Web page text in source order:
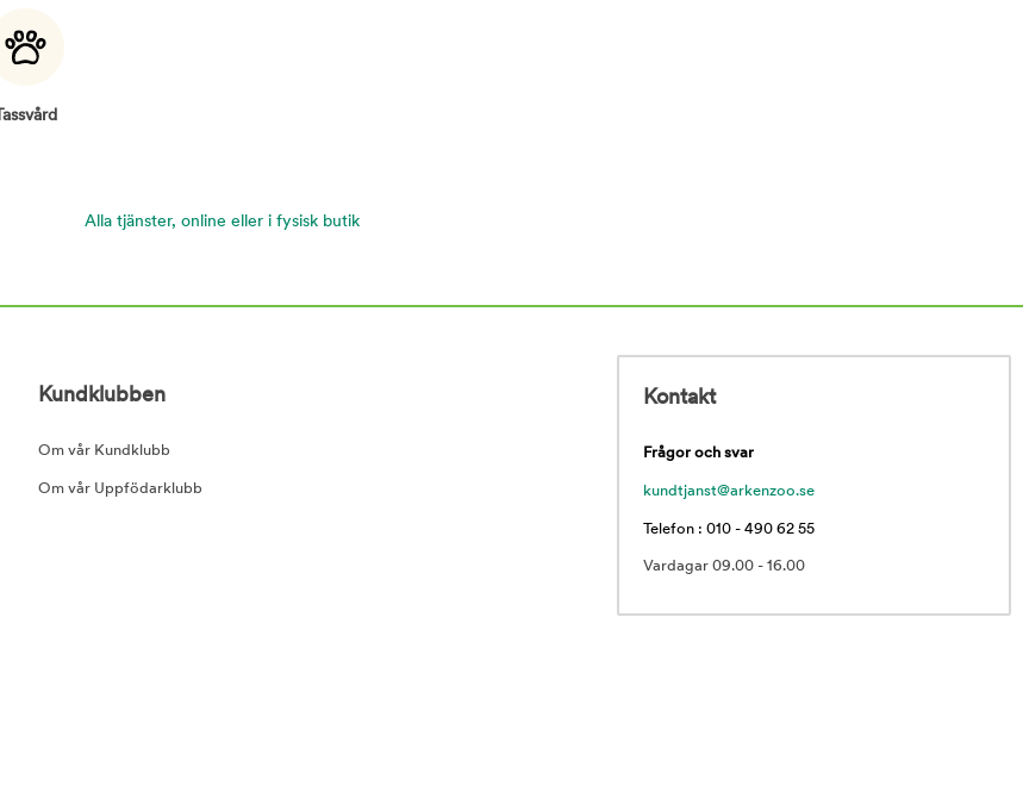
Alla tjänster, online eller i fysisk butik
Kundklubben
Om vår Kundklubb
Om vår Uppfödarklubb
Kontakt
Frågor och svar
kundtjanst@arkenzoo.se
Telefon : 010 - 490 62 55
Vardagar 09.00 - 16.00